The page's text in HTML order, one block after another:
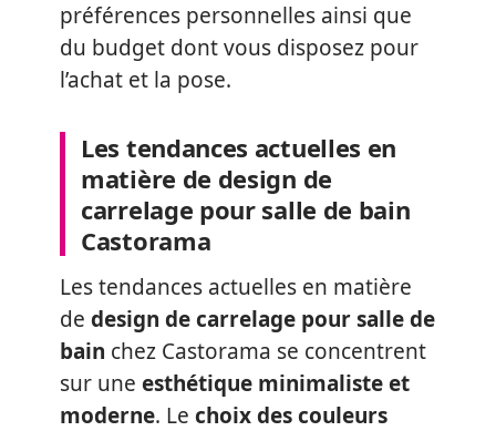
préférences personnelles ainsi que
du budget dont vous disposez pour
l’achat et la pose.
Les tendances actuelles en
matière de design de
carrelage pour salle de bain
Castorama
Les tendances actuelles en matière
de design de carrelage pour salle de
bain chez Castorama se concentrent
sur une esthétique minimaliste et
moderne. Le choix des couleurs